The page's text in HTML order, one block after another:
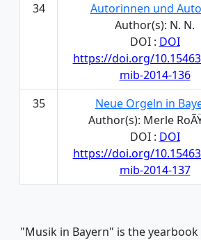
34
Autorinnen und
Author(s): N. N.
DOI : DOI
https://doi.org/
mib-2014-136
35
Neue Orgeln in
Author(s): Merle
DOI : DOI
https://doi.org/
mib-2014-137
"Musik in Bayern" is the